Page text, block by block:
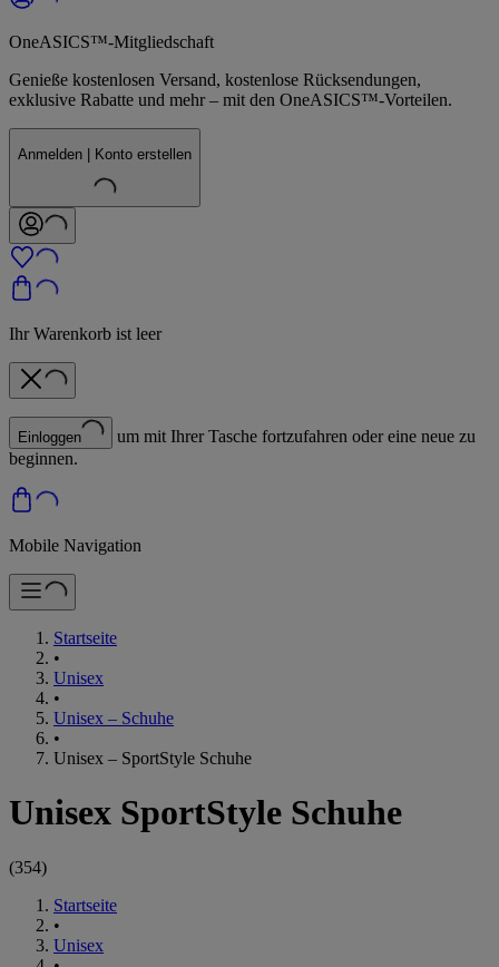
OneASICS™-Mitgliedschaft
Genieße kostenlosen Versand, kostenlose Rücksendungen,
exklusive Rabatte und mehr – mit den OneASICS™-Vorteilen.
Anmelden | Konto erstellen
Ihr Warenkorb ist leer
Einloggen
um mit Ihrer Tasche fortzufahren oder eine neue zu
beginnen.
Mobile Navigation
Startseite
•
Unisex
•
Unisex – Schuhe
•
Unisex – SportStyle Schuhe
Unisex SportStyle Schuhe
(354)
Startseite
•
Unisex